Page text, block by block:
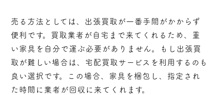
売る方法としては、出張買取が一番手間がかからず
便利です。買取業者が自宅まで来てくれるため、重
い家具を自分で運ぶ必要がありません。もし出張買
取が難しい場合は、宅配買取サービスを利用するのも
良い選択です。この場合、家具を梱包し、指定され
た時間に業者が回収に来てくれます。